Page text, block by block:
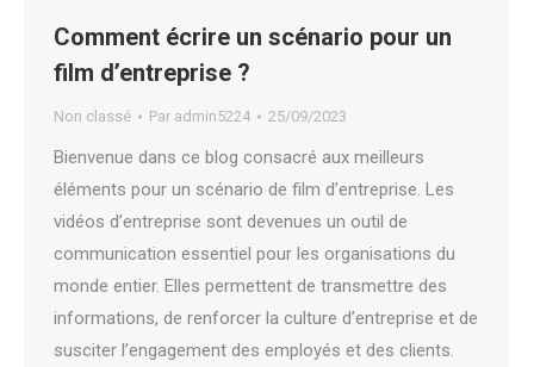
Comment écrire un scénario pour un
film d’entreprise ?
Non classé Par admin5224 25/09/2023
Bienvenue dans ce blog consacré aux meilleurs
éléments pour un scénario de film d’entreprise. Les
vidéos d’entreprise sont devenues un outil de
communication essentiel pour les organisations du
monde entier. Elles permettent de transmettre des
informations, de renforcer la culture d’entreprise et de
susciter l’engagement des employés et des clients.